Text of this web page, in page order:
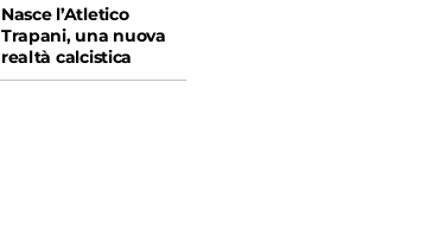
Nasce l’Atletico
Trapani, una nuova
realtà calcistica